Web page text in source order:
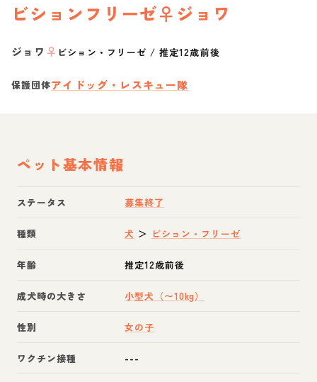
ビションフリーゼ♀ジョワ
ジョワ ♀ ビション・フリーゼ /推定12歳前後
保護団体アイドッグ・レスキュー隊
ペット基本情報
ステータス 募集終了
種類 犬 ＞ ビション・フリーゼ
年齢 推定12歳前後
成犬時の大きさ 小型犬（〜10kg）
性別 女の子
ワクチン接種 ---